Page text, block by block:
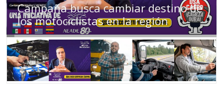
Choferes profesionales mantienen a
Ecuador en movimiento